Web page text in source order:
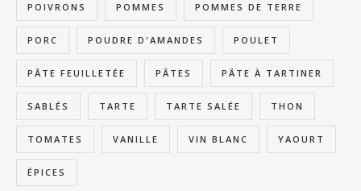
POIVRONS POMMES POMMES DE TERRE
PORC POUDRE D'AMANDES POULET
PÂTE FEUILLETÉE PÂTES PÂTE À TARTINER
SABLÉS TARTE TARTE SALÉE THON
TOMATES VANILLE VIN BLANC YAOURT
ÉPICES